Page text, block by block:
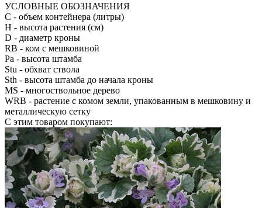
УСЛОВНЫЕ ОБОЗНАЧЕНИЯ
С - объем контейнера (литры)
H - высота растения (см)
D - диаметр кроны
RB - ком с мешковиной
Pa - высота штамба
Stu - обхват ствола
Sth - высота штамба до начала кроны
MS - многоствольное дерево
WRB - растение с комом земли, упакованным в мешковину и
металлическую сетку
С этим товаром покупают: